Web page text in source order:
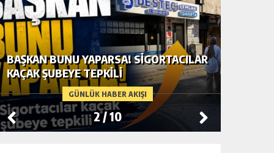
GÜNLÜK HABER AKIŞI
ARABULUCU ÜLKE PAKISTAN DUYURDU:
ABD ILE İRAN ANLAŞMAYA VARDI
3/10